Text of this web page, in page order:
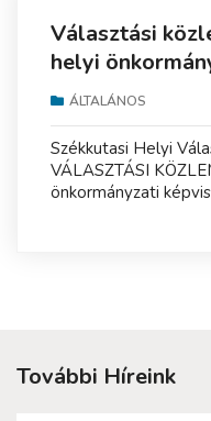
Választási
helyi
ÁLTALÁNOS
Székkutasi Helyi
VÁLASZTÁSI
önkormányzati képvis
További Híreink